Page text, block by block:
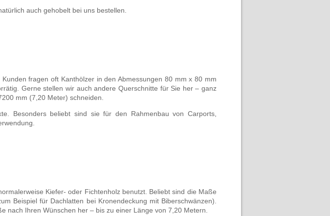
auch gehobelt bei uns bestellen.
fragen oft Kanthölzer in den Abmessungen 80 mm x 80 mm
Gerne stellen wir auch andere Querschnitte für Sie her – ganz
mm (7,20 Meter) schneiden.
Besonders beliebt sind sie für den Rahmenbau von Carports,
Kiefer- oder Fichtenholz benutzt. Beliebt sind die Maße
Beispiel für Dachlatten bei Kronendeckung mit Biberschwänzen).
nach Ihren Wünschen her – bis zu einer Länge von 7,20 Metern.